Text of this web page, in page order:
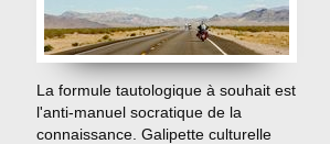
…
La formule tautologique à souhait est
l'anti-manuel socratique de la
connaissance. Galipette culturelle